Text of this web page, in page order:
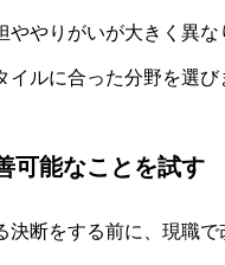
ややりがいが大きく異
イルに合った分野を選び
可能なことを試す
決断をする前に、現職